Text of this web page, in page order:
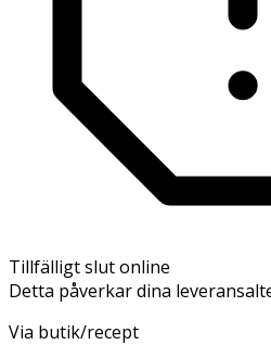
Tillfälligt slut online
Detta påverkar dina
Via butik/recept